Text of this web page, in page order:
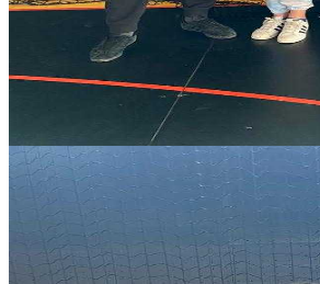
12daf365-b1d1-420a-9d96-a13ebc51a031